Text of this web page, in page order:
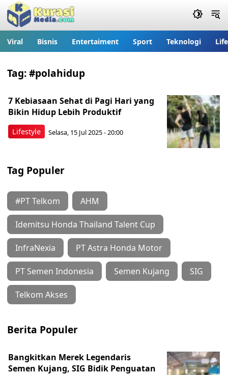
Viral Bisnis Entertaiment Sport Teknologi
Tag:#polahidup
Lifestyle
7 Kebiasaan Sehat di Pagi Hari yang
Bikin Hidup Lebih Produktif
Selasa, 15 Jul 2025 - 20:00
Tag Populer
#PT Telkom AHM
Idemitsu Honda Thailand Talent Cup
InfraNexia PT Astra Honda Motor
PT Semen Indonesia Semen Kujang SIG
Telkom Akses
Berita Populer
Bangkitkan Merek Legendaris
Semen Kujang, SIG Bidik Penguatan